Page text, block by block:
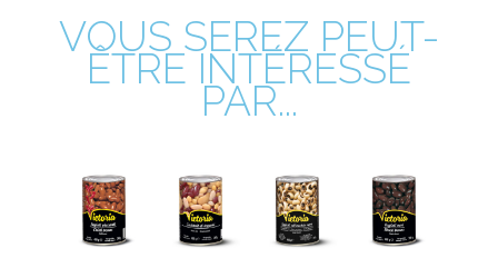
VOUS SEREZ PEUT-
ÊTRE INTÉRESSÉ
PAR...